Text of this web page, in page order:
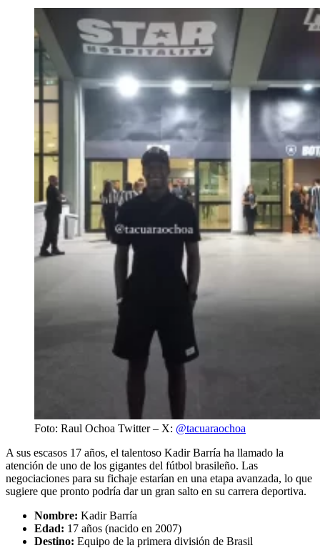
Foto: Raul Ochoa Twitter – X: @tacuaraochoa
A sus escasos 17 años, el talentoso Kadir Barría ha llamado la
atención de uno de los gigantes del fútbol brasileño. Las
negociaciones para su fichaje estarían en una etapa avanzada, lo que
sugiere que pronto podría dar un gran salto en su carrera deportiva.
Nombre: Kadir Barría
Edad: 17 años (nacido en 2007)
Destino: Equipo de la primera división de Brasil